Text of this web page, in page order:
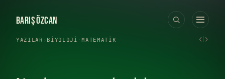
BARIŞ ÖZCAN
YAZILAR › BIYOLOJI ·MATEMATIK ‹›